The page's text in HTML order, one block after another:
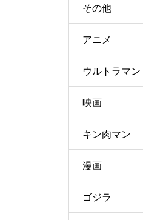
その他
アニメ
ウルトラマン
映画
キン肉マン
漫画
ゴジラ